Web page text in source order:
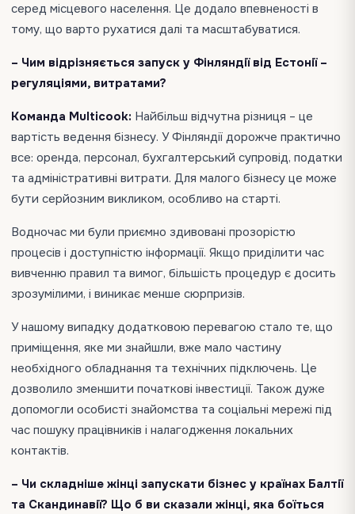
серед місцевого населення. Це додало впевненості в
тому, що варто рухатися далі та масштабуватися.
– Чим відрізняється запуск у Фінляндії від Естонії –
регуляціями, витратами?
Команда Multicook: Найбільш відчутна різниця – це
вартість ведення бізнесу. У Фінляндії дорожче практично
все: оренда, персонал, бухгалтерський супровід, податки
та адміністративні витрати. Для малого бізнесу це може
бути серйозним викликом, особливо на старті.
Водночас ми були приємно здивовані прозорістю
процесів і доступністю інформації. Якщо приділити час
вивченню правил та вимог, більшість процедур є досить
зрозумілими, і виникає менше сюрпризів.
У нашому випадку додатковою перевагою стало те, що
приміщення, яке ми знайшли, вже мало частину
необхідного обладнання та технічних підключень. Це
дозволило зменшити початкові інвестиції. Також дуже
допомогли особисті знайомства та соціальні мережі під
час пошуку працівників і налагодження локальних
контактів.
– Чи складніше жінці запускати бізнес у країнах Балтії
та Скандинавії? Що б ви сказали жінці, яка боїться